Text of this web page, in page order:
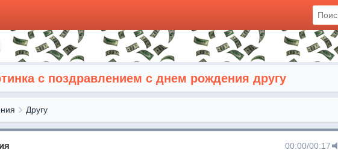
с поздравлением с днем рождения другу
Другу
00:00/00:17